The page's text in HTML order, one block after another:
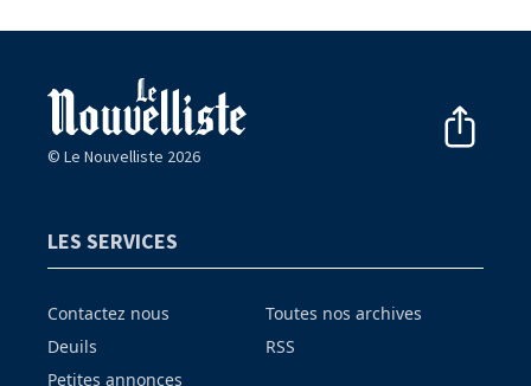
© Le Nouvelliste 2026
LES SERVICES
Contactez nous
Deuils
Petites annonces
Toutes nos archives
RSS